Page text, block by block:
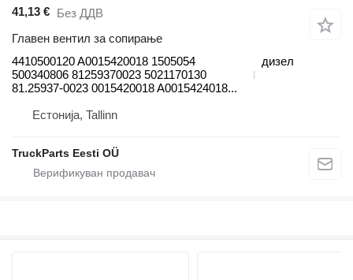
41,13 € Без ДДВ
Главен вентил за сопирање
4410500120 A0015420018 1505054
500340806 81259370023 5021170130
81.25937-0023 0015420018 A0015424018...
дизел
Естонија, Tallinn
TruckParts Eesti OÜ